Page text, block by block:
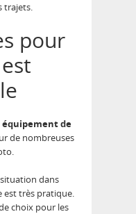
trajets.
pour
équipement de
de nombreuses
dans
est très pratique.
choix pour les